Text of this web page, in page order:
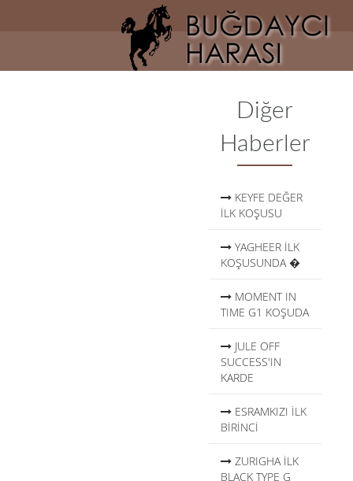
Diğer
Haberler
KEYFE DEĞER
İLK KOŞUSU
YAGHEER İLK
KOŞUSUNDA �
MOMENT IN
TIME G1 KOŞUDA
JULE OFF
SUCCESS'IN
KARDE
ESRAMKIZI İLK
BİRİNCİ
ZURIGHA İLK
BLACK TYPE G